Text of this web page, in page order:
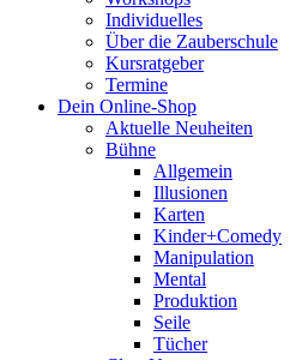
Individuelles
Über die Zauberschule
Kursratgeber
Termine
Dein Online-Shop
Aktuelle Neuheiten
Bühne
Allgemein
Illusionen
Karten
Kinder+Comedy
Manipulation
Mental
Produktion
Seile
Tücher